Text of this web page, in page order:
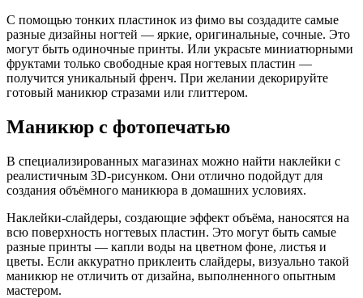
С помощью тонких пластинок из фимо вы создадите самые
разные дизайны ногтей — яркие, оригинальные, сочные. Это
могут быть одиночные принты. Или украсьте миниатюрными
фруктами только свободные края ногтевых пластин —
получится уникальный френч. При желании декорируйте
готовый маникюр стразами или глиттером.
Маникюр с фотопечатью
В специализированных магазинах можно найти наклейки с
реалистичным 3D-рисунком. Они отлично подойдут для
создания объёмного маникюра в домашних условиях.
Наклейки-слайдеры, создающие эффект объёма, наносятся на
всю поверхность ногтевых пластин. Это могут быть самые
разные принты — капли воды на цветном фоне, листья и
цветы. Если аккуратно приклеить слайдеры, визуально такой
маникюр не отличить от дизайна, выполненного опытным
мастером.